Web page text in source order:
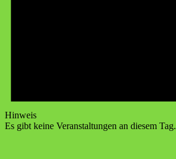
Hinweis
Es gibt keine Veranstaltungen an diesem Tag.